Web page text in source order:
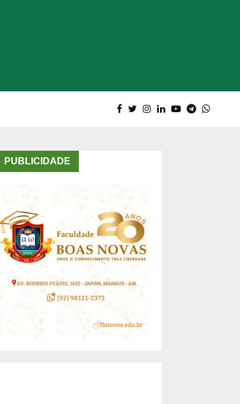
PUBLICIDADE